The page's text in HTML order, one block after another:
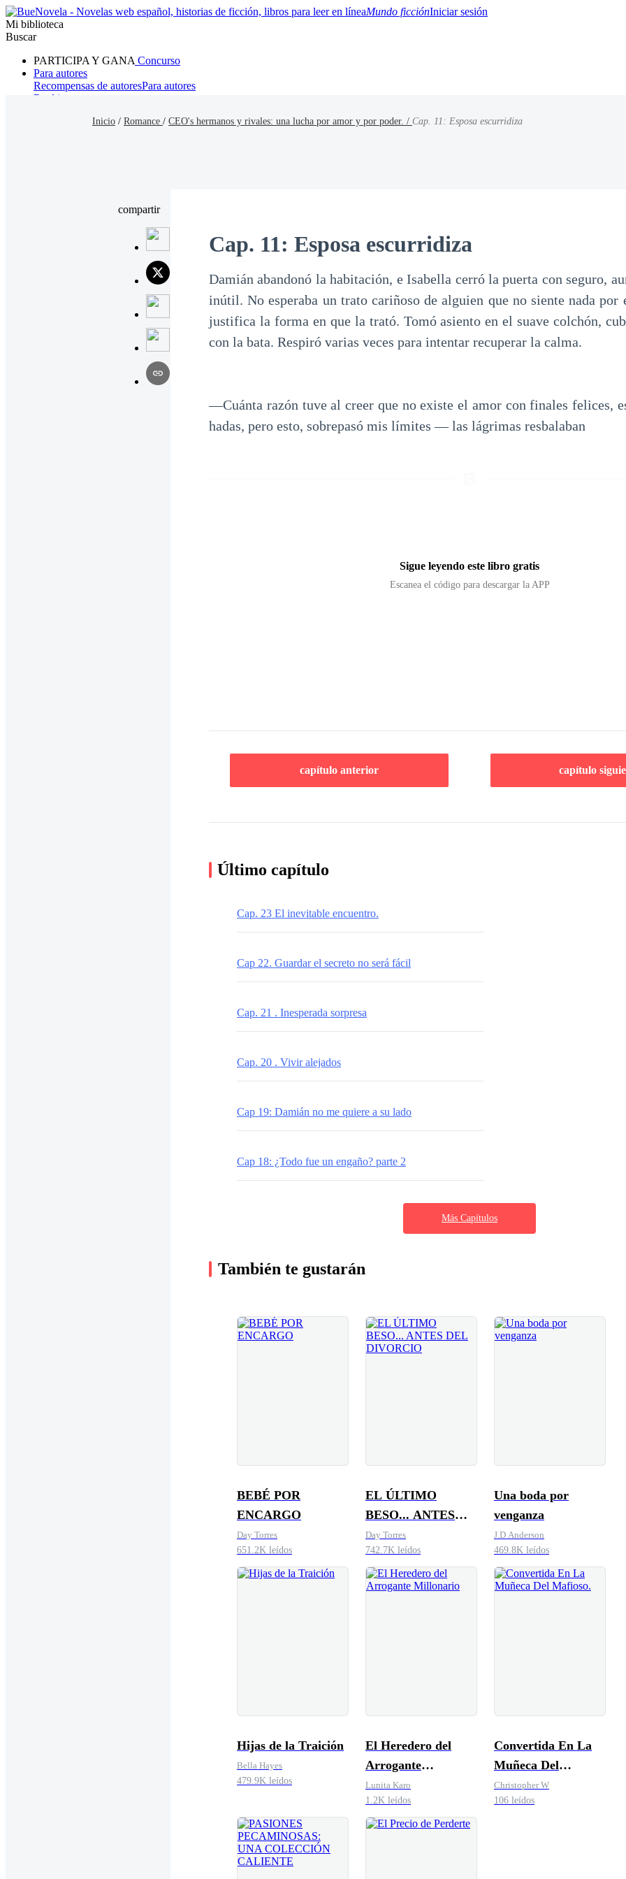
Mundo ficciónIniciar sesión
Mi biblioteca
Buscar
PARTICIPA Y GANA Concurso
Para autores
Recompensas de autoresPara autores
Ranking
Inicio / Romance / CEO's hermanos y rivales: una lucha por amor y por poder. / Cap. 11: Esposa escurridiza
compartir
Cap. 11: Esposa escurridiza
Damián abandonó la habitación, e Isabella cerró la puerta con seguro,
inútil. No esperaba un trato cariñoso de alguien que no siente nada por
justifica la forma en que la trató. Tomó asiento en el suave colchón,
con la bata. Respiró varias veces para intentar recuperar la calma.
—Cuánta razón tuve al creer que no existe el amor con finales felices,
hadas, pero esto, sobrepasó mis límites — las lágrimas resbalaban
Sigue leyendo este libro gratis
Escanea el código para descargar la APP
capítulo anterior capítulo
Último capítulo
Cap. 23 El inevitable encuentro.
Cap 22. Guardar el secreto no será fácil
Cap. 21 . Inesperada sorpresa
Cap. 20 . Vivir alejados
Cap 19: Damián no me quiere a su lado
Cap 18: ¿Todo fue un engaño? parte 2
Más Capítulos
También te gustarán
BEBÉ POR
ENCARGO
Day Torres
651.2K leídos
EL ÚLTIMO
BESO... ANTES
DEL DIVORCIO
Day Torres
742.7K leídos
Una boda por
venganza
J.D Anderson
469.8K leídos
Hijas de la Traición
Bella Hayes
479.9K leídos
El Heredero del
Arrogante
Millonario
Lunita Karo
1.2K leídos
Convertida En La
Muñeca Del
Mafioso.
Christopher W
106 leídos